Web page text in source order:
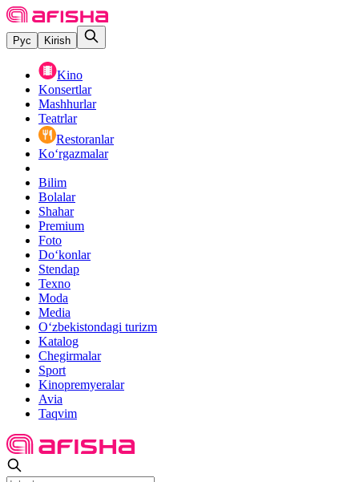
Рус Kirish
Kino
Konsertlar
Mashhurlar
Teatrlar
Restoranlar
Ko‘rgazmalar
Bilim
Bolalar
Shahar
Premium
Foto
Do‘konlar
Stendap
Texno
Moda
Media
O‘zbekistondagi turizm
Katalog
Chegirmalar
Sport
Kinopremyeralar
Avia
Taqvim